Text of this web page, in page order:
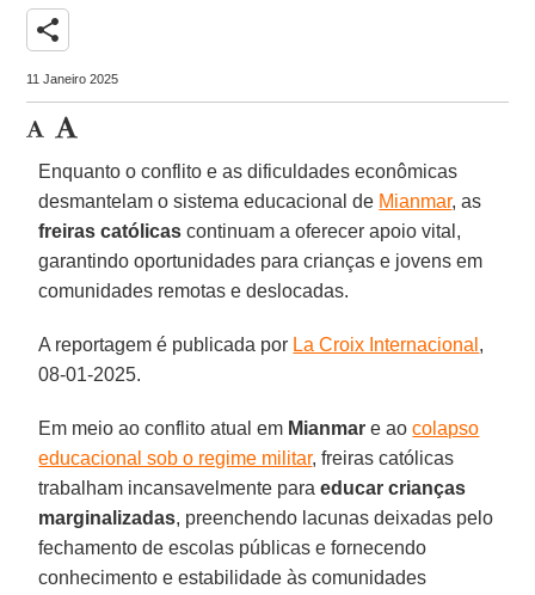
share
11 Janeiro 2025
Enquanto o conflito e as dificuldades econômicas
desmantelam o sistema educacional de Mianmar, as
freiras católicas continuam a oferecer apoio vital,
garantindo oportunidades para crianças e jovens em
comunidades remotas e deslocadas.
A reportagem é publicada por La Croix Internacional ,
08-01-2025.
Em meio ao conflito atual em Mianmar e aocolapso
educacional sob o regime militar, freiras católicas
trabalham incansavelmente paraeducar crianças
marginalizadas, preenchendo lacunas deixadas pelo
fechamento de escolas públicas e fornecendo
conhecimento e estabilidade às comunidades